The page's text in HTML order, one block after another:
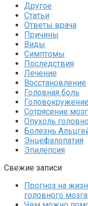
Другое
Статьи
Ответы врача
Причины
Виды
Симптомы
Последствия
Лечение
Восстановление
Головная боль
Головокружение
Сотрясение
Опухоль
Болезнь
Энцефалопатия
Эпилепсия
Свежие записи
Прогноз на
головного мозга